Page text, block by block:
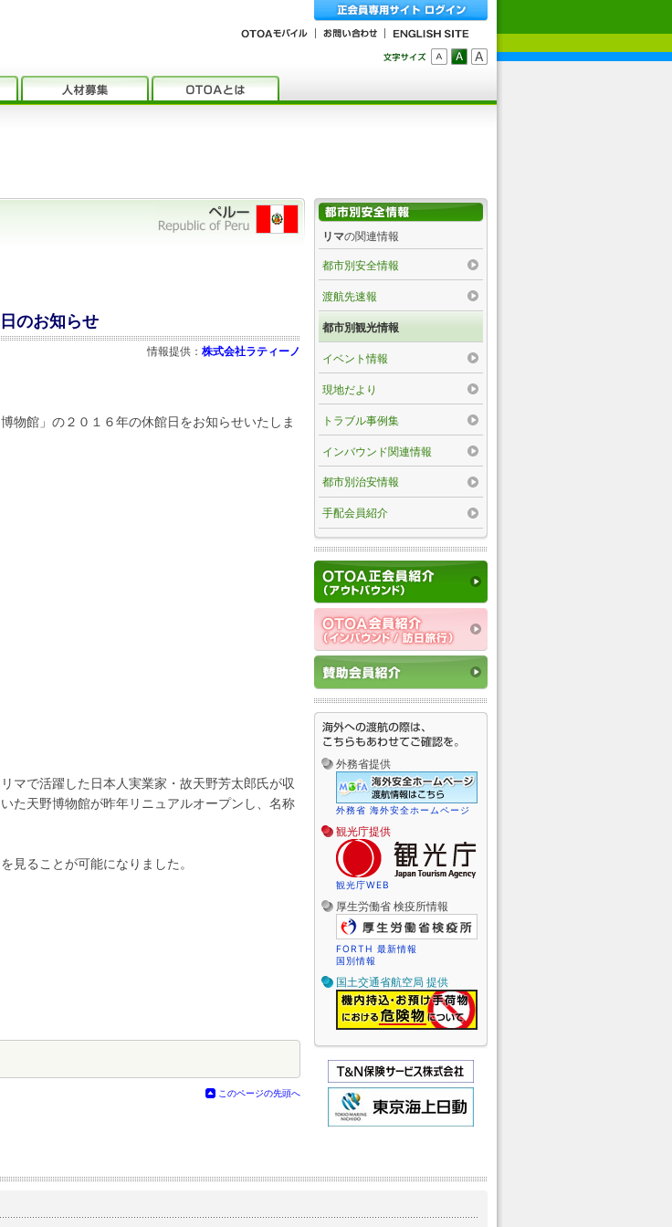
のお知らせ
情報提供： 株式会社ラティーノ
物館」の２０１６年の休館日をお知らせいたしま
マで活躍した日本人実業家・故天野芳太郎氏が収
た天野博物館が昨年リニュアルオープンし、名称
見ることが可能になりました。
このページの先頭へ
リマの関連情報
都市別安全情報
渡航先速報
都市別観光情報
イベント情報
現地だより
トラブル事例集
インバウンド関連情報
都市別治安情報
手配会員紹介
外務省提供
外務省 海外安全ホームページ
観光庁提供
観光庁WEB
厚生労働省 検疫所情報
FORTH 最新情報
国別情報
国土交通省航空局 提供